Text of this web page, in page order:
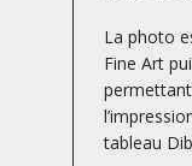
La photo
Fine Art
permettant
tableau